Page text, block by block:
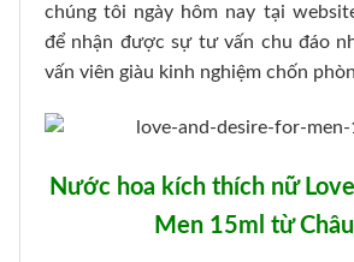
chúng tôi ngày hôm nay tại
để nhận được sự tư vấn chu đáo
vấn viên giàu kinh nghiệm chốn
Nước hoa kích thích nữ
Men 15ml từ